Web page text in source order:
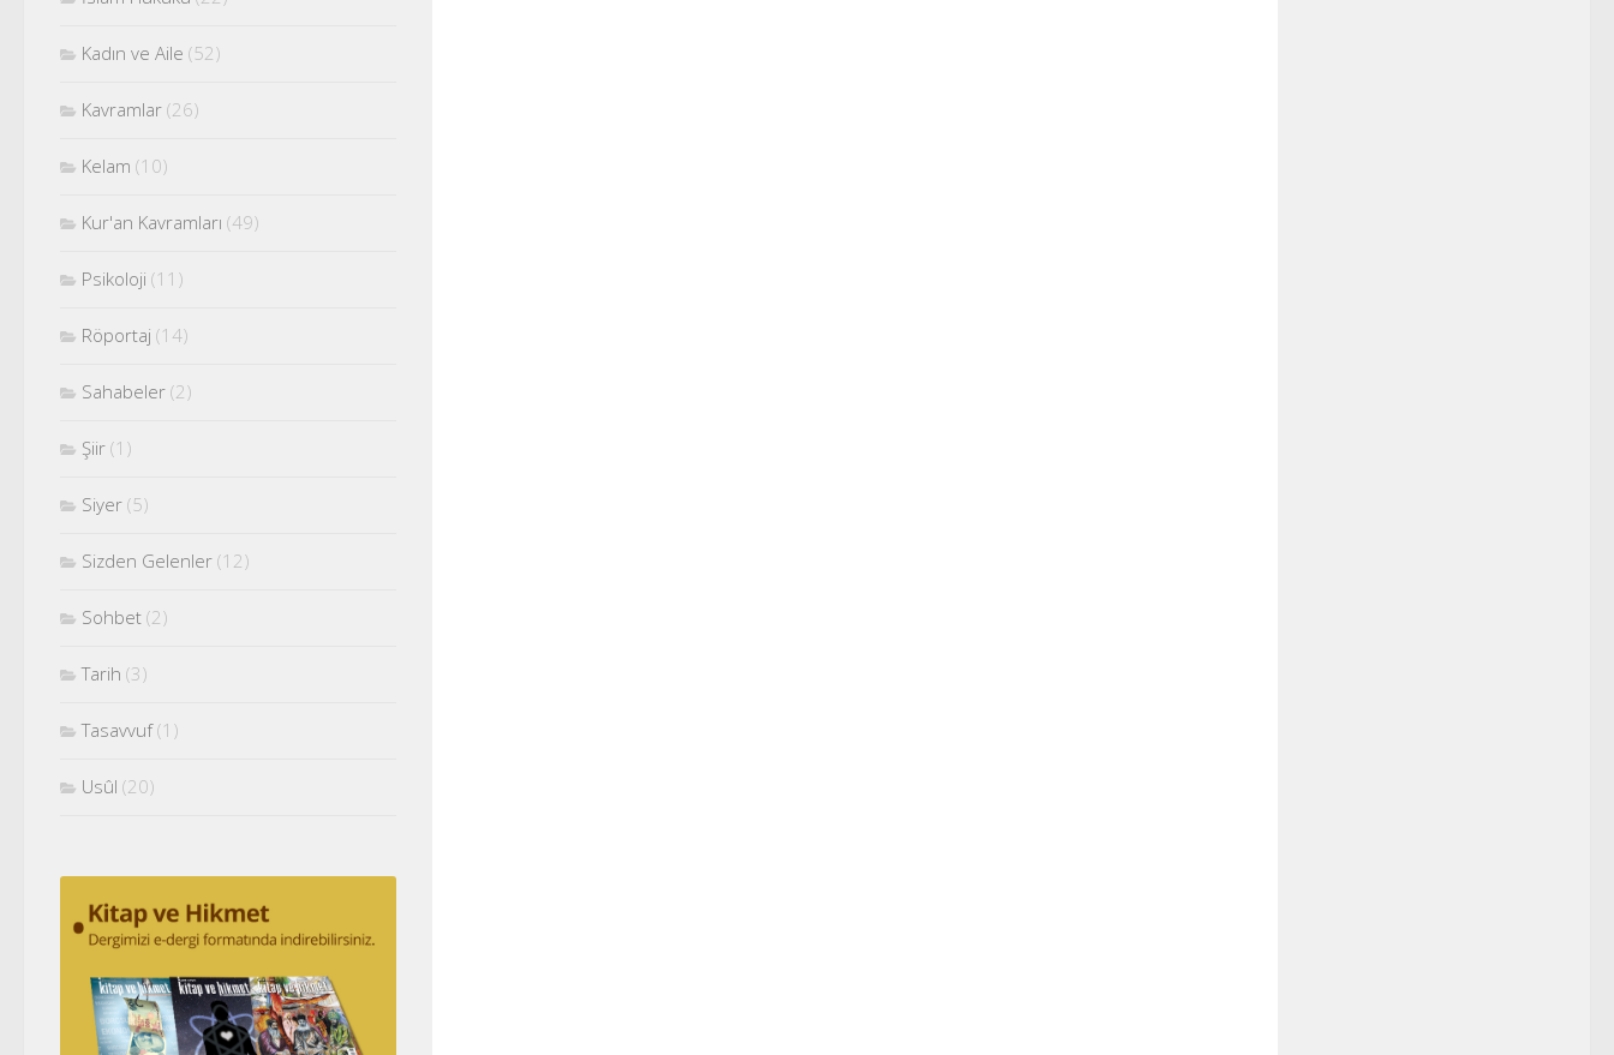
Kadın ve Aile (52)
Kavramlar (26)
Kelam (10)
Kur'an Kavramları (49)
Psikoloji (11)
Röportaj (14)
Sahabeler (2)
Şiir (1)
Siyer (5)
Sizden Gelenler (12)
Sohbet (2)
Tarih (3)
Tasavvuf(1)
Usûl (20)